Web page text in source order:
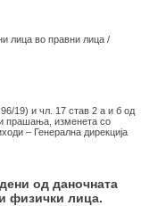
лица во правни лица /
19) и чл. 17 став 2 а и б од
прашања, изменета со
– Генерална дирекција
од даночната
физички лица.